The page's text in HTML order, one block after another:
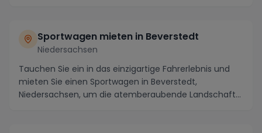
Sportwagen mieten in Beverstedt
Niedersachsen
Tauchen Sie ein in das einzigartige Fahrerlebnis und
mieten Sie einen Sportwagen in Beverstedt,
Niedersachsen, um die atemberaubende Landschaft